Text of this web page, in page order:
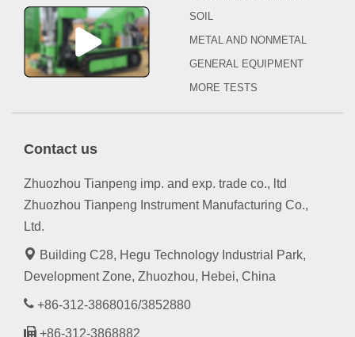
SOIL
METAL AND NONMETAL
GENERAL EQUIPMENT
MORE TESTS
Contact us
Zhuozhou Tianpeng imp. and exp. trade co., ltd
Zhuozhou Tianpeng Instrument Manufacturing Co.,
Ltd.
Building C28, Hegu Technology Industrial Park,
Development Zone, Zhuozhou, Hebei, China
+86-312-3868016/3852880
+86-312-3868882